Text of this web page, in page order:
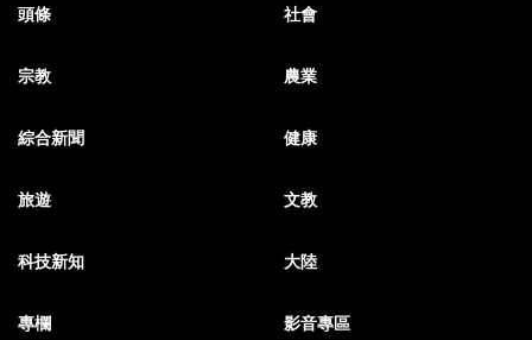
頭條 社會
宗教 農業
綜合新聞 健康
旅遊 文教
科技新知 大陸
專欄 影音專區